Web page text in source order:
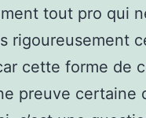
tout pro qui
rigoureusement
cette forme de
preuve certaine